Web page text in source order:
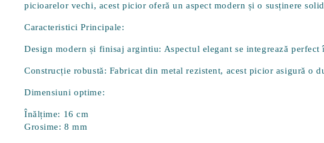
picioarelor vechi, acest picior oferă un aspect modern și o susținere
Caracteristici Principale:
Design modern și finisaj argintiu: Aspectul elegant se integrează
Construcție robustă: Fabricat din metal rezistent, acest picior asigură o
Dimensiuni optime:
Înălțime: 16 cm
Grosime:8 mm